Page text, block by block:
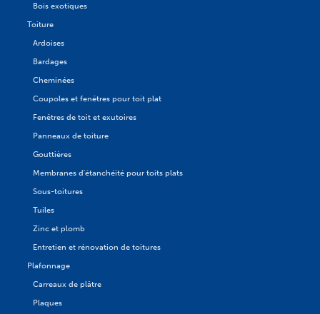
Bois exotiques
Toiture
Ardoises
Bardages
Cheminées
Coupoles et fenêtres pour toit plat
Fenêtres de toit et exutoires
Panneaux de toiture
Gouttières
Membranes d'étanchéité pour toits plats
Sous-toitures
Tuiles
Zinc et plomb
Entretien et rénovation de toitures
Plafonnage
Carreaux de plâtre
Plaques